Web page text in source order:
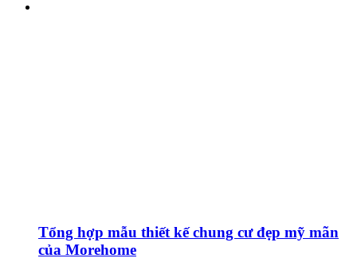
Tổng hợp mẫu thiết kế chung cư đẹp mỹ mãn
của Morehome